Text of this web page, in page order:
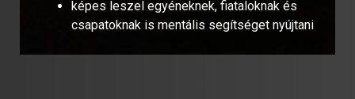
képes leszel egyéneknek, fiataloknak és
csapatoknak is mentális segítséget nyújtani